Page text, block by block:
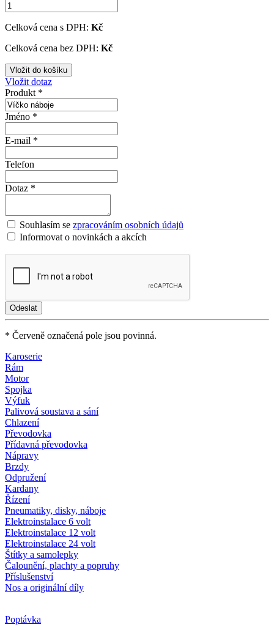
Celková cena s DPH: Kč
Celková cena bez DPH: Kč
Vložit dotaz
Produkt *
Jméno *
E-mail *
Telefon
Dotaz *
Souhlasím se zpracováním osobních údajů
Informovat o novinkách a akcích
* Červeně označená pole jsou povinná.
Karoserie
Rám
Motor
Spojka
Výfuk
Palivová soustava a sání
Chlazení
Převodovka
Přídavná převodovka
Nápravy
Brzdy
Odpružení
Kardany
Řízení
Pneumatiky, disky, náboje
Elektroinstalace 6 volt
Elektroinstalace 12 volt
Elektroinstalace 24 volt
Štítky a samolepky
Čalounění, plachty a popruhy
Příslušenství
Nos a originální díly
Poptávka